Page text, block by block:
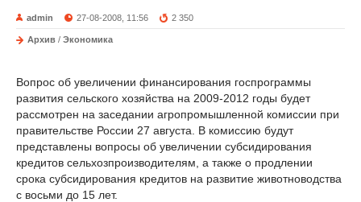
admin 27-08-2008, 11:56 2 350
Архив / Экономика
Вопрос об увеличении финансирования госпрограммы
развития сельского хозяйства на 2009-2012 годы будет
рассмотрен на заседании агропромышленной комиссии при
правительстве России 27 августа. В комиссию будут
представлены вопросы об увеличении субсидирования
кредитов сельхозпроизводителям, а также о продлении
срока субсидирования кредитов на развитие животноводства
с восьми до 15 лет.